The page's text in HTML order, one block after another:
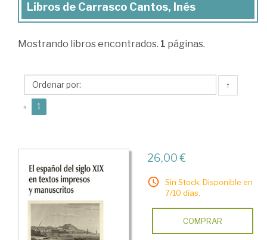
Libros
Carrasco
Inés
Libros de Carrasco Cantos, Inés
Mostrando libros encontrados. 1 páginas.
↑
« 1
26,00 €
Sin Stock. Disponible en
7/10 días.
COMPRAR